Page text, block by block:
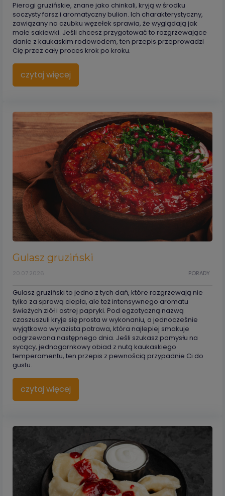
Pierogi gruzińskie, znane jako chinkali, kryją w środku
soczysty farsz i aromatyczny bulion. Ich charakterystyczny,
zawiązany na czubku węzełek sprawia, że wyglądają jak
małe sakiewki. Jeśli chcesz przygotować to rozgrzewające
danie z kaukaskim rodowodem, ten przepis przeprowadzi
Cię przez cały proces krok po kroku.
czytaj więcej
Gulasz gruziński
PORADY
20.07.2026
Gulasz gruziński to jedno z tych dań, które rozgrzewają nie
tylko za sprawą ciepła, ale też intensywnego aromatu
świeżych ziół i ostrej papryki. Pod egzotyczną nazwą
czaszuszuli kryje się prosta w wykonaniu, a jednocześnie
wyjątkowo wyrazista potrawa, która najlepiej smakuje
odgrzewana następnego dnia. Jeśli szukasz pomysłu na
sycący, jednogarnkowy obiad z nutą kaukaskiego
temperamentu, ten przepis z pewnością przypadnie Ci do
gustu.
czytaj więcej